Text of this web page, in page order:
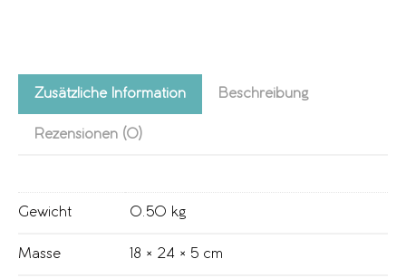
Zusätzliche Information Beschreibung
Rezensionen (0)
Gewicht 0.50 kg
Masse 18 × 24 × 5 cm